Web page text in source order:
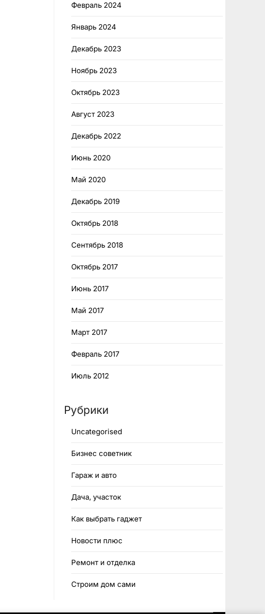
Февраль 2024
Январь 2024
Декабрь 2023
Ноябрь 2023
Октябрь 2023
Август 2023
Декабрь 2022
Июнь 2020
Май 2020
Декабрь 2019
Октябрь 2018
Сентябрь 2018
Октябрь 2017
Июнь 2017
Май 2017
Март 2017
Февраль 2017
Июль 2012
Рубрики
Uncategorised
Бизнес советник
Гараж и авто
Дача, участок
Как выбрать гаджет
Новости плюс
Ремонт и отделка
Строим дом сами